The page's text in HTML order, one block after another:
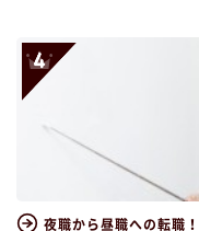
夜職から昼職への転職